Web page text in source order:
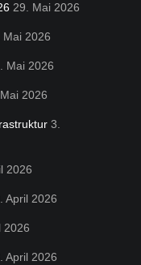
29. Mai 2026
Mai 2026
Mai 2026
2026
3.
2026
April 2026
2026
April 2026